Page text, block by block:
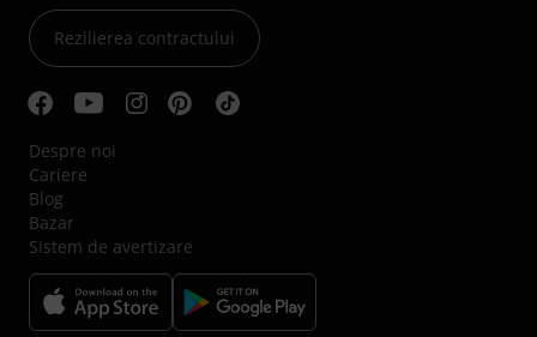
Rezilierea contractului
Despre noi
Cariere
Blog
Bazar
Sistem de avertizare